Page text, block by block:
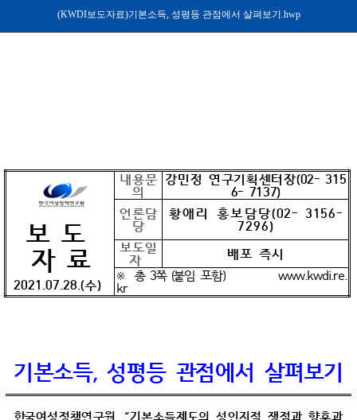
(KWDI보도자료)기본소득, 성평등 관점에서 살펴보기.hwp